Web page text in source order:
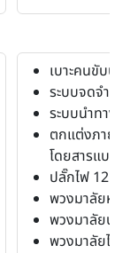
เบาะคนขับปรับ
ระบบจดจำปรั
ระบบนำทาง
ตกแต่งภายใน
โดยสารแบบผ้า)
ปลั๊กไฟ 12 โวล
พวงมาลัยหุ้มห
พวงมาลัยปรับ
พวงมาลัยไฟฟ้า